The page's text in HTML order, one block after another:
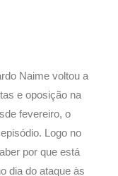
Naime voltou a
e oposição na
fevereiro, o
Logo no
por que está
dia do ataque às